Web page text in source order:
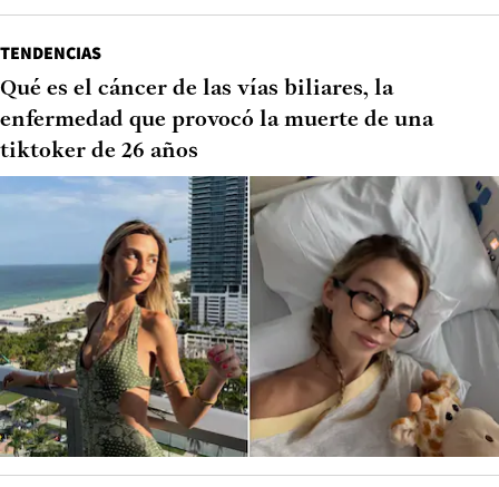
TENDENCIAS
Qué es el cáncer de las vías biliares, la
enfermedad que provocó la muerte de una
tiktoker de 26 años